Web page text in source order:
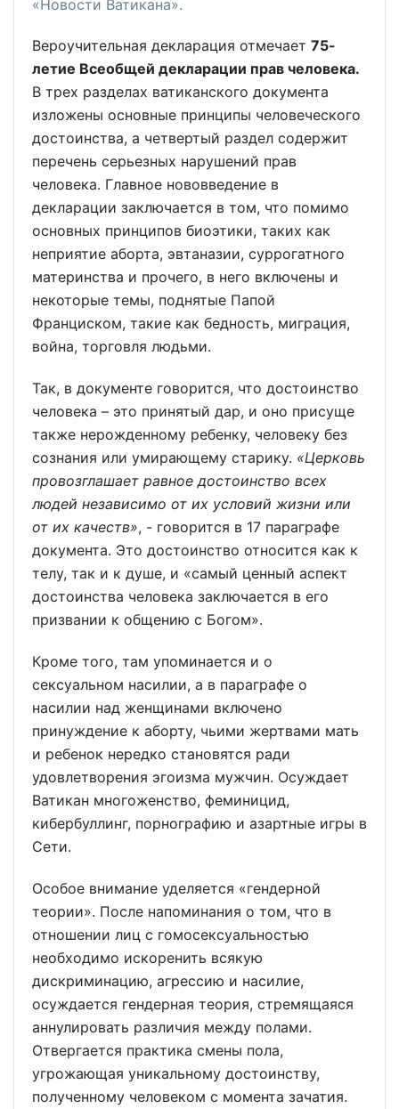
«Новости Ватикана».
Вероучительная декларация отмечает 75-
летие Всеобщей декларации прав человека.
В трех разделах ватиканского документа
изложены основные принципы человеческого
достоинства, а четвертый раздел содержит
перечень серьезных нарушений прав
человека. Главное нововведение в
декларации заключается в том, что помимо
основных принципов биоэтики, таких как
неприятие аборта, эвтаназии, суррогатного
материнства и прочего, в него включены и
некоторые темы, поднятые Папой
Франциском, такие как бедность, миграция,
война, торговля людьми.
Так, в документе говорится, что достоинство
человека – это принятый дар, и оно присуще
также нерожденному ребенку, человеку без
сознания или умирающему старику. «Церковь
провозглашает равное достоинство всех
людей независимо от их условий жизни или
от их качеств», - говорится в 17 параграфе
документа. Это достоинство относится как к
телу, так и к душе, и «самый ценный аспект
достоинства человека заключается в его
призвании к общению с Богом».
Кроме того, там упоминается и о
сексуальном насилии, а в параграфе о
насилии над женщинами включено
принуждение к аборту, чьими жертвами мать
и ребенок нередко становятся ради
удовлетворения эгоизма мужчин. Осуждает
Ватикан многоженство, феминицид,
кибербуллинг, порнографию и азартные игры в
Сети.
Особое внимание уделяется «гендерной
теории». После напоминания о том, что в
отношении лиц с гомосексуальностью
необходимо искоренить всякую
дискриминацию, агрессию и насилие,
осуждается гендерная теория, стремящаяся
аннулировать различия между полами.
Отвергается практика смены пола,
угрожающая уникальному достоинству,
полученному человеком с момента зачатия.